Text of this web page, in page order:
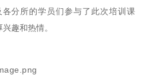
分所的学员们参与了此次培训课
趣和热情。